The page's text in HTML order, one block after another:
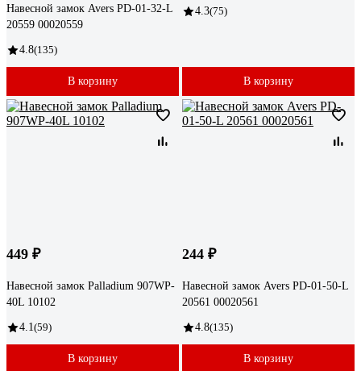
Навесной замок Avers PD-01-32-L
20559 00020559
4.8(135)
В корзину
4.3(75)
В корзину
449 ₽
Навесной замок Palladium 907WP-
40L 10102
4.1 (59)
В корзину
244 ₽
Навесной замок Avers PD-01-50-L
20561 00020561
4.8(135)
В корзину